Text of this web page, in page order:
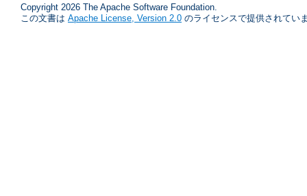
Copyright 2026 The Apache Software Foundation.
この文書は Apache License, Version 2.0 のライセンスで提供されてい